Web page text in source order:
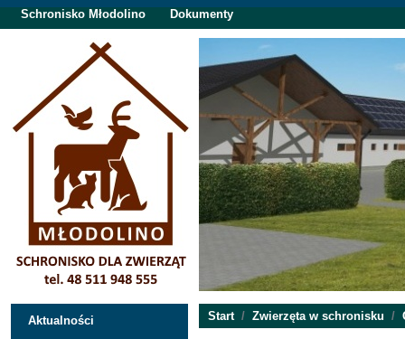
Schronisko Młodolino Dokumenty
Aktualności
Start Zwierzęta w schronisku